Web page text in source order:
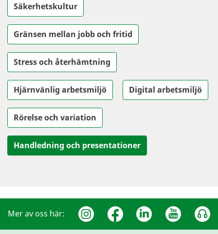
Säkerhetskultur
Gränsen mellan jobb och fritid
Stress och återhämtning
Hjärnvänlig arbetsmiljö Digital arbetsmiljö
Rörelse och variation
Handledning och presentationer
Mer av oss här: